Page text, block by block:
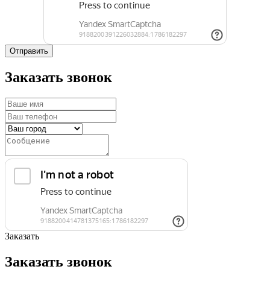
Отправить
Заказать звонок
Заказать
Заказать звонок